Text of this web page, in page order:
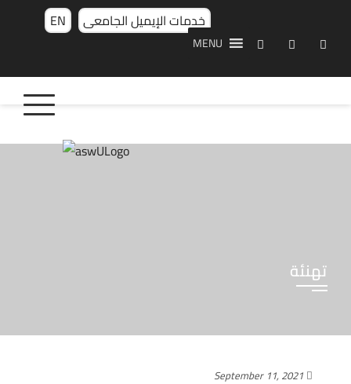
EN خدمات الإيميل الجامعى
MENU
تهنئة
September 11, 2021